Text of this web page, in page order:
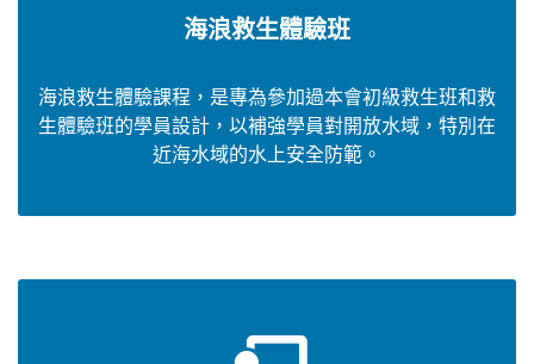
海浪救生體驗班
海浪救生體驗課程，是專為參加過本會初級救生班和救
生體驗班的學員設計，以補強學員對開放水域，特別在
近海水域的水上安全防範。